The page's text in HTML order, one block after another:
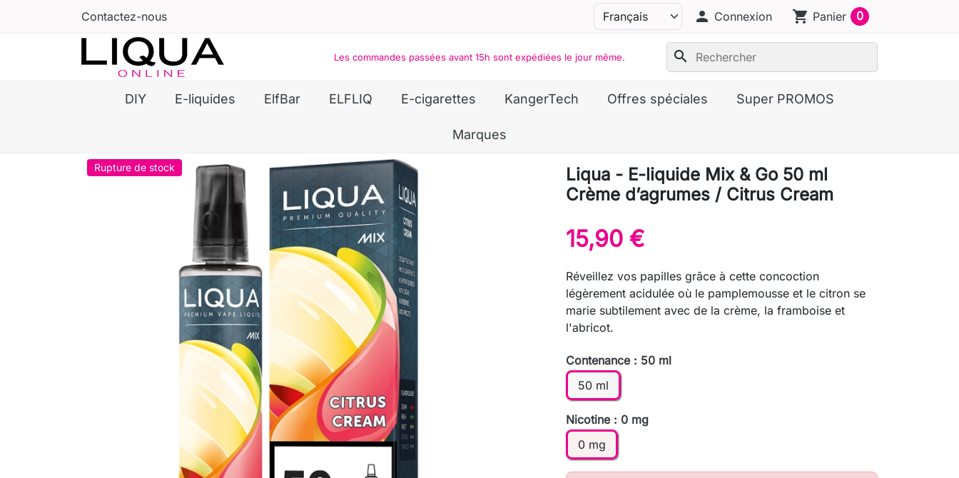
Contactez-nous person Connexion shopping_cart Panier 0
Les commandes passées avant 15h sont expédiées le jour même. search
DIY E-liquides ElfBar ELFLIQ E-cigarettes KangerTech Offres spéciales Super PROMOS
Marques
Rupture de stock
Liqua - E-liquide Mix & Go 50 ml
Crème d’agrumes / Citrus Cream
15,90 €
Réveillez vos papilles grâce à cette concoction
légèrement acidulée où le pamplemousse et le citron se
marie subtilement avec de la crème, la framboise et
l'abricot.
Contenance : 50 ml
50 ml
Nicotine : 0 mg
0 mg